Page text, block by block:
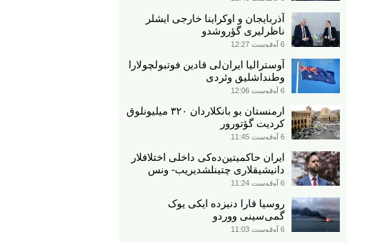
آذربایجان و اوکراینا خارجی ایشلر
ناظرلیری گؤروشدو
6 آوقوست 12:27
آوسترالیا ایران‌لی قادین فوتبولچولارا
وطنداشلیق وئردی
6 آوقوست 12:06
ارمنستان بو بانکلاردان ۳۲۰ میلیونلوق
کردیت گؤتورور
6 آوقوست 11:45
ایران حاکمیتین‌ده‌کی داخلی اختلافلار
دانیشیقلاری چتینلشدیریب- ونس
6 آوقوست 11:24
روسیا قارا دنیزده ایکی یوک
گمی‌سینی ووردو
6 آوقوست 11:03